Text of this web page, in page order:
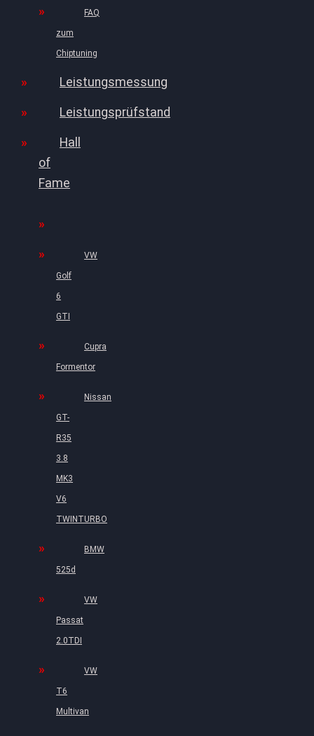
FAQ
zum
Chiptuning
Leistungsmessung
Leistungsprüfstand
Hall
of
Fame
VW
Golf
6
GTI
Cupra
Formentor
Nissan
GT-
R35
3.8
MK3
V6
TWINTURBO
BMW
525d
VW
Passat
2.0TDI
VW
T6
Multivan